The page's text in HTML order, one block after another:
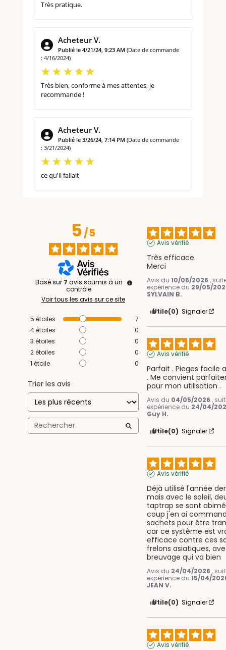
Très pratique.
Acheteur V.
Publié le 4/21/24, 9:23 AM (Date de commande
: 4/16/2024)
Très bien, conforme à mes attentes, je
recommande !
Acheteur V.
Publié le 3/26/24, 7:14 PM (Date de commande
: 3/21/2024)
ce qu'il fallait
5/5
Basé sur 7 avis soumis à un
contrôle
Voir tous les avis sur ce site
5 étoiles
7
4étoiles
0
3 étoiles
0
2étoiles
0
1 étoile 0
Trier les avis
Avis vérifié
Très efficace.
Merci
Avis du10/06/2026 ,
expérience du 29/05/
SYLVAIN B.
Utile(0) Signaler
Avis vérifié
Parfait . Pieges facile
. Me convient
pour mon utilisation .
Avis du 04/05/2026 ,
expérience du 24/04/
Guy H.
Utile(0) Signaler
Avis vérifié
Déjà utilisé l'année
mais avec le soleil,
taptrap se sont
coup j'en ai
sachets pour être
car ce système est
efficace contre ces
frelons asiatiques,
breuvage qui va bien
Avis du 24/04/2026 ,
expérience du15/04/
JEAN V.
Utile(0) Signaler
Avis vérifié